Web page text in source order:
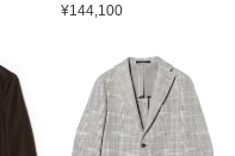
¥144,100